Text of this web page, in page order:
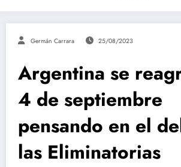
Germán Carrara 25/08/2023
Argentina se
4 de septiembre
pensando en el
las Eliminatorias